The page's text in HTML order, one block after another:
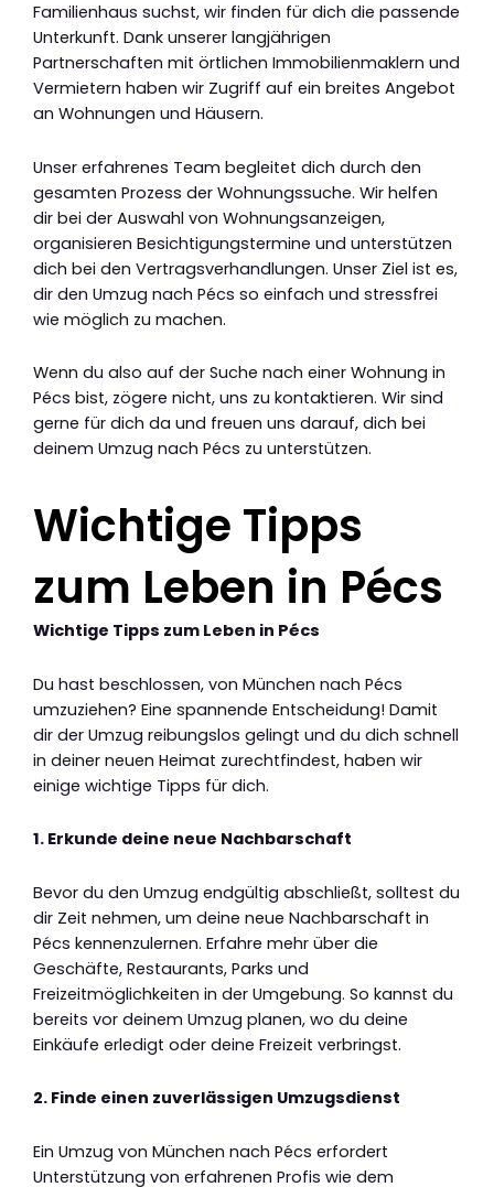
Familienhaus suchst, wir finden für dich die passende
Unterkunft. Dank unserer langjährigen
Partnerschaften mit örtlichen Immobilienmaklern und
Vermietern haben wir Zugriff auf ein breites Angebot
an Wohnungen und Häusern.
Unser erfahrenes Team begleitet dich durch den
gesamten Prozess der Wohnungssuche. Wir helfen
dir bei der Auswahl von Wohnungsanzeigen,
organisieren Besichtigungstermine und unterstützen
dich bei den Vertragsverhandlungen. Unser Ziel ist es,
dir den Umzug nach Pécs so einfach und stressfrei
wie möglich zu machen.
Wenn du also auf der Suche nach einer Wohnung in
Pécs bist, zögere nicht, uns zu kontaktieren. Wir sind
gerne für dich da und freuen uns darauf, dich bei
deinem Umzug nach Pécs zu unterstützen.
Wichtige Tipps
zum Leben in Pécs
Wichtige Tipps zum Leben in Pécs
Du hast beschlossen, von München nach Pécs
umzuziehen? Eine spannende Entscheidung! Damit
dir der Umzug reibungslos gelingt und du dich schnell
in deiner neuen Heimat zurechtfindest, haben wir
einige wichtige Tipps für dich.
1. Erkunde deine neue Nachbarschaft
Bevor du den Umzug endgültig abschließt, solltest du
dir Zeit nehmen, um deine neue Nachbarschaft in
Pécs kennenzulernen. Erfahre mehr über die
Geschäfte, Restaurants, Parks und
Freizeitmöglichkeiten in der Umgebung. So kannst du
bereits vor deinem Umzug planen, wo du deine
Einkäufe erledigt oder deine Freizeit verbringst.
2. Finde einen zuverlässigen Umzugsdienst
Ein Umzug von München nach Pécs erfordert
Unterstützung von erfahrenen Profis wie dem